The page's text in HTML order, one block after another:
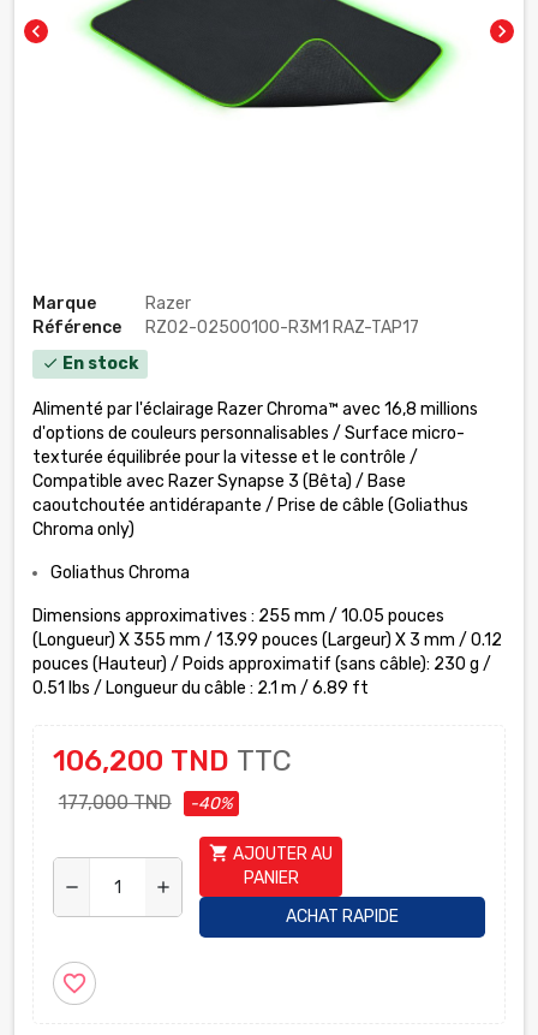
chevron_left chevron_right
Marque
Razer
Référence
RZ02-02500100-R3M1 RAZ-TAP17
check En stock
Alimenté par l'éclairage Razer Chroma™ avec 16,8 millions
d'options de couleurs personnalisables / Surface micro-
texturée équilibrée pour la vitesse et le contrôle /
Compatible avec Razer Synapse 3 (Bêta) / Base
caoutchoutée antidérapante / Prise de câble (Goliathus
Chroma only)
Goliathus Chroma
Dimensions approximatives : 255 mm / 10.05 pouces
(Longueur) X 355 mm / 13.99 pouces (Largeur) X 3 mm / 0.12
pouces (Hauteur) / Poids approximatif (sans câble): 230 g /
0.51 lbs / Longueur du câble : 2.1 m / 6.89 ft
106,200 TND TTC
177,000 TND -40%
remove add
shopping_cart AJOUTER AU
PANIER
ACHAT RAPIDE
favorite_border